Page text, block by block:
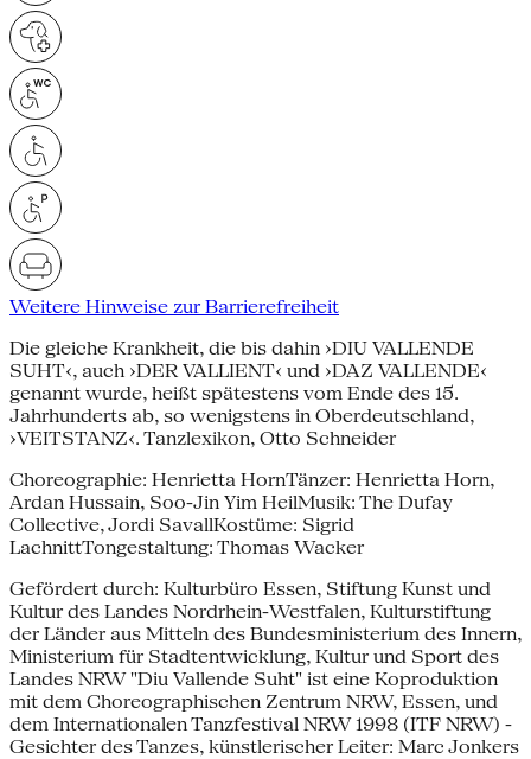
Weitere Hinweise zur Barrierefreiheit
Die gleiche Krankheit, die bis dahin ›DIU VALLENDE
SUHT‹, auch ›DER VALLIENT‹ und ›DAZ VALLENDE‹
genannt wurde, heißt spätestens vom Ende des 15.
Jahrhunderts ab, so wenigstens in Oberdeutschland,
›VEITSTANZ‹. Tanzlexikon, Otto Schneider
Choreographie: Henrietta HornTänzer: Henrietta Horn,
Ardan Hussain, Soo-Jin Yim HeilMusik: The Dufay
Collective, Jordi SavallKostüme: Sigrid
LachnittTongestaltung: Thomas Wacker
Gefördert durch: Kulturbüro Essen, Stiftung Kunst und
Kultur des Landes Nordrhein-Westfalen, Kulturstiftung
der Länder aus Mitteln des Bundesministerium des Innern,
Ministerium für Stadtentwicklung, Kultur und Sport des
Landes NRW "Diu Vallende Suht" ist eine Koproduktion
mit dem Choreographischen Zentrum NRW, Essen, und
dem Internationalen Tanzfestival NRW 1998 (ITF NRW) -
Gesichter des Tanzes, künstlerischer Leiter: Marc Jonkers